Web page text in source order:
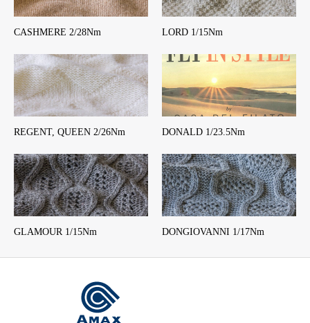
CASHMERE 2/28Nm LORD 1/15Nm
REGENT, QUEEN 2/26Nm DONALD 1/23.5Nm
GLAMOUR 1/15Nm DONGIOVANNI 1/17Nm